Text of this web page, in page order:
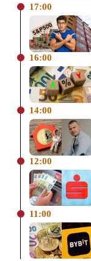
17:00
16:00
14:00
12:00
11:00